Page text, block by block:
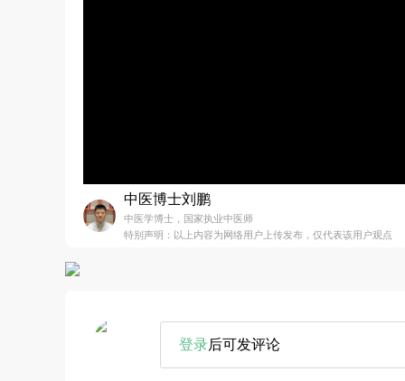
中医博士刘鹏
中医学博士，国家执业中医师
特别声明：以上内容为网络用户上传发布，仅代表该用户观点
登录后可发评论